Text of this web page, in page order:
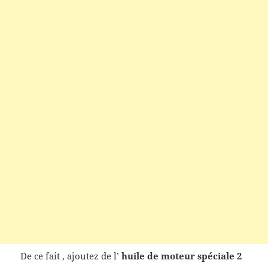
De ce fait , ajoutez de l’huile de moteur spéciale 2